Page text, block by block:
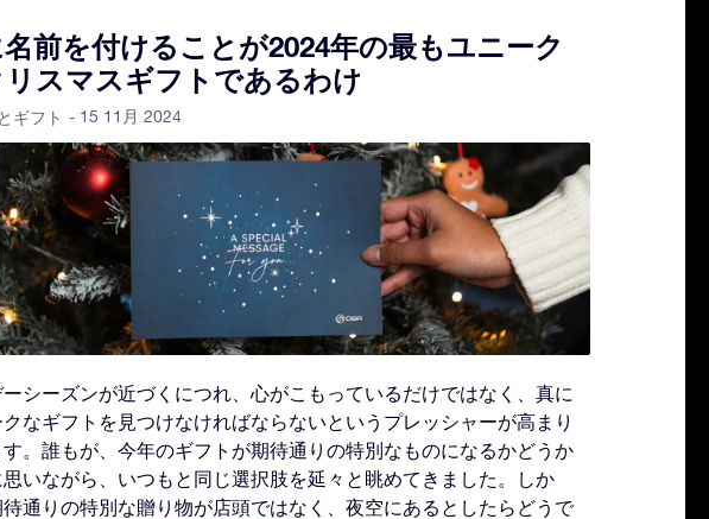
前を付けることが2024年の最もユニーク
スマスギフトであるわけ
ギフト - 15 11月 2024
シーズンが近づくにつれ、心がこもっているだけではなく、真に
クなギフトを見つけなければならないというプレッシャーが高まり
。誰もが、今年のギフトが期待通りの特別なものになるかどうか
思いながら、いつもと同じ選択肢を延々と眺めてきました。しか
待通りの特別な贈り物が店頭ではなく、夜空にあるとしたらどうで